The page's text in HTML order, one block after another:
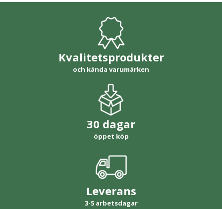
Kvalitetsprodukter
och kända varumärken
30 dagar
öppet köp
Leverans
3-5 arbetsdagar